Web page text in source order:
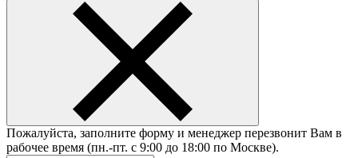
Пожалуйста, заполните форму и менеджер перезвонит Вам в
рабочее время (пн.-пт. с 9:00 до 18:00 по Москве).